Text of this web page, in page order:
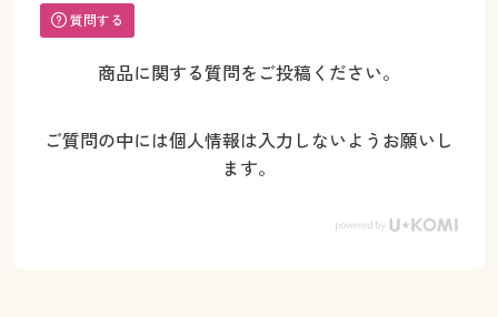
質問する
商品に関する質問をご投稿ください。
ご質問の中には個人情報は入力しないようお願いし
ます。